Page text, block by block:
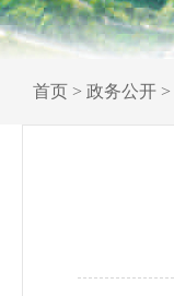
首页 > 政务公开 >